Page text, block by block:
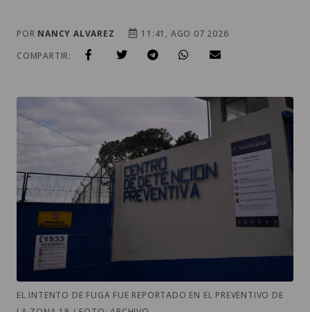
POR NANCY ALVAREZ
11:41, AGO 07 2026
COMPARTIR:
EL INTENTO DE FUGA FUE REPORTADO EN EL PREVENTIVO DE